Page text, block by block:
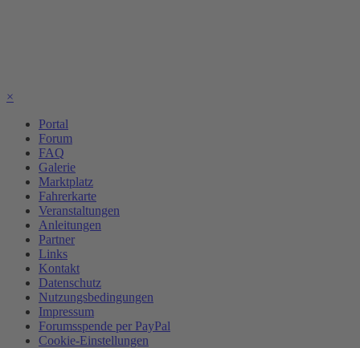
×
Portal
Forum
FAQ
Galerie
Marktplatz
Fahrerkarte
Veranstaltungen
Anleitungen
Partner
Links
Kontakt
Datenschutz
Nutzungsbedingungen
Impressum
Forumsspende per PayPal
Cookie-Einstellungen